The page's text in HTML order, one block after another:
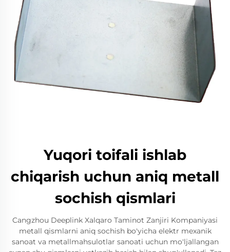
Yuqori toifali ishlab
chiqarish uchun aniq metall
sochish qismlari
Cangzhou Deeplink Xalqaro Taminot Zanjiri Kompaniyasi
metall qismlarni aniq sochish bo'yicha elektr mexanik
sanoat va metallmahsulotlar sanoati uchun mo'ljallangan